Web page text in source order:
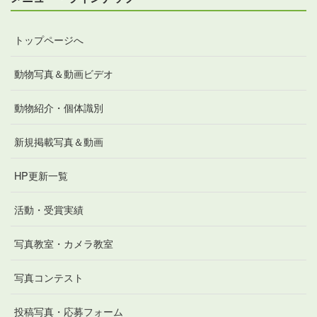
トップページへ
動物写真＆動画ビデオ
動物紹介・個体識別
新規掲載写真＆動画
HP更新一覧
活動・受賞実績
写真教室・カメラ教室
写真コンテスト
投稿写真・応募フォーム